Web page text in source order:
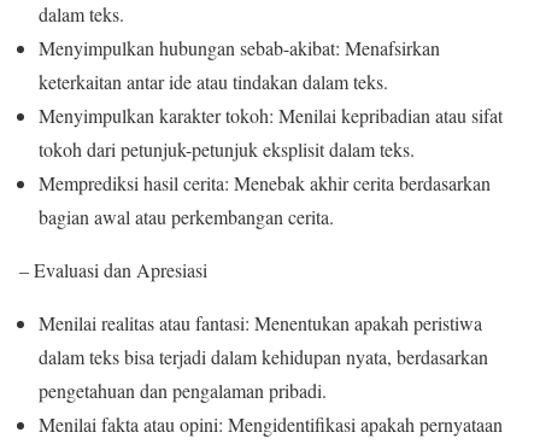
dalam teks.
Menyimpulkan hubungan sebab-akibat: Menafsirkan
keterkaitan antar ide atau tindakan dalam teks.
Menyimpulkan karakter tokoh: Menilai kepribadian atau sifat
tokoh dari petunjuk-petunjuk eksplisit dalam teks.
Memprediksi hasil cerita: Menebak akhir cerita berdasarkan
bagian awal atau perkembangan cerita.
– Evaluasi dan Apresiasi
Menilai realitas atau fantasi: Menentukan apakah peristiwa
dalam teks bisa terjadi dalam kehidupan nyata, berdasarkan
pengetahuan dan pengalaman pribadi.
Menilai fakta atau opini: Mengidentifikasi apakah pernyataan